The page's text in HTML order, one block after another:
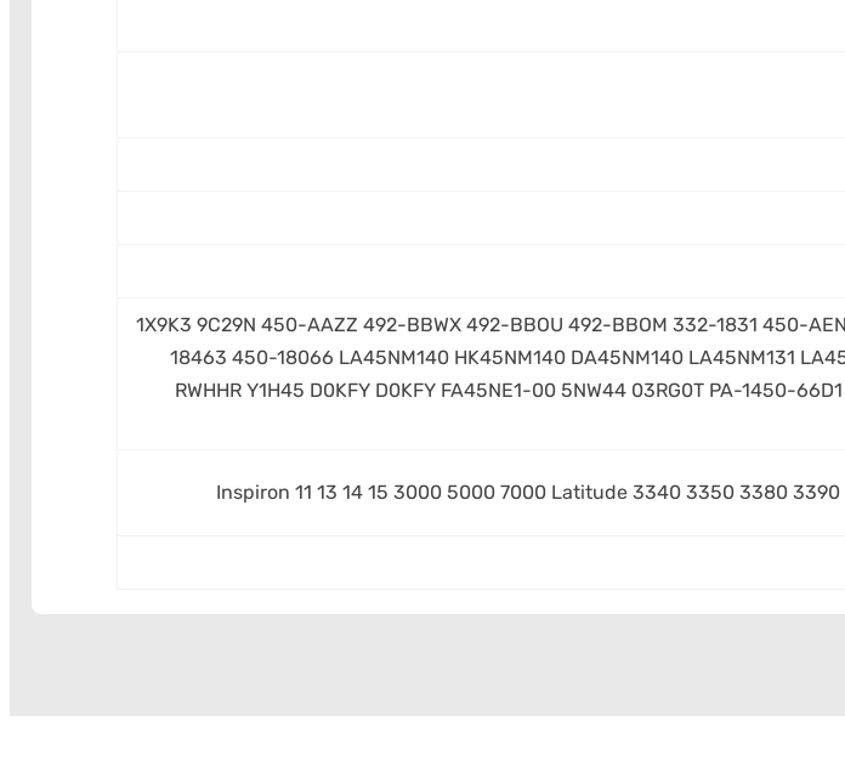
1X9K3 9C29N 450-AAZZ 492-BBWX 492-BBOU 492-BBOM 332-1831 450-
18463 450-18066 LA45NM140 HK45NM140 DA45NM140 LA45NM131
RWHHR Y1H45 D0KFY D0KFY FA45NE1-00 5NW44 03RG0T PA-1450-
Inspiron 11 13 14 15 3000 5000 7000 Latitude 3340 3350 3380